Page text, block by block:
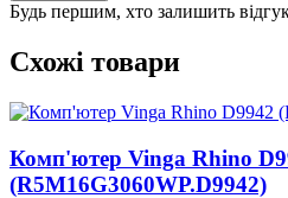
Будь першим, хто залишить
Схожі товари
Комп'ютер Vinga Rhino
(R5M16G3060WP.D9942)